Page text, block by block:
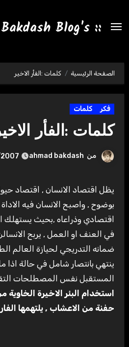
:: Ahmad Bakdash Blog's ::
الصفحة الرئيسية كلمات :الفأر الاخير
فكر كلمات
كلمات :الفأر
من ahmad bakdash
يظل اقتصاد الانسان , اقتصاد حيوان يعيش على النهب
بوضوح , واصبح الانسان فيه الاداة
اقتصادي وذراعاه ,بحيث يستهلك
في العنف او العمل , يربح
ضمانه التدريجي لحيازة العالم
ينتهي بانتصار شامل في حالة اذا
المستقبل نفس المصطلحات
استخدام البئر الاخيرة
حفنة من الاعشاب , يلتهمها الفار